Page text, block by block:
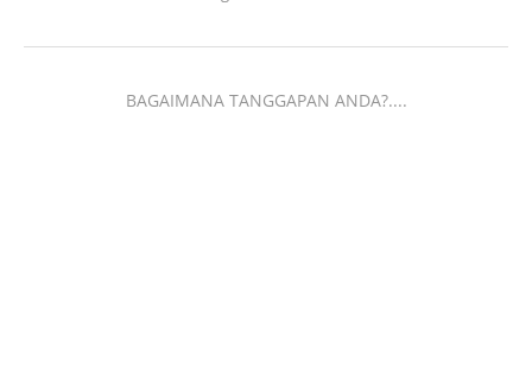
BAGAIMANA TANGGAPAN ANDA?....